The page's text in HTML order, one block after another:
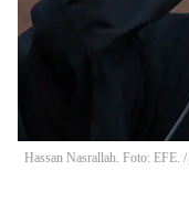
Hassan Nasrallah. Foto: EFE. /